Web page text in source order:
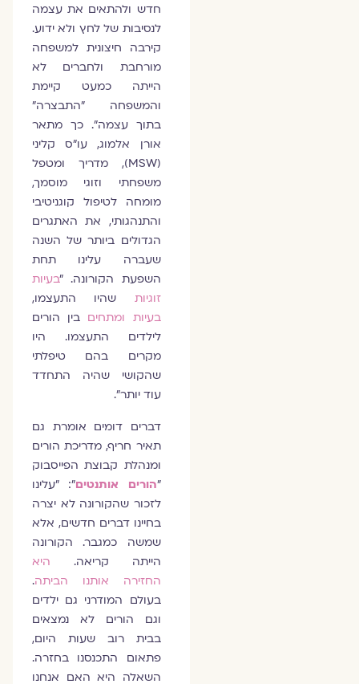
חדש ולהתאים את עצמה
לנסיבות של לחץ ולא ידוע.
קירבה חיצונית למשפחה
מורחבת ולחברים לא
הייתה כמעט קיימת
והמשפחה "התבצרה"
בתוך עצמה". כך מתאר
אורן אלמוג, עו"ס קליני
(MSW), מדריך ומטפל
משפחתי וזוגי מוסמך,
מומחה לטיפול קוגניטיבי
והתנהגותי, את האתגרים
הגדולים ביותר של השנה
שעברה עלינו תחת
השפעת הקורונה. " בעיות
זוגיותשהיו התעצמו,
בעיות ומתחיםבין הורים
לילדים התעצמו. היו
מקרים בהם טיפלתי
שהקושי שהיה התחדד
עוד יותר".
דברים דומים אומרת גם
תאיר חריף, מדריכת הורים
ומנהלת קבוצת הפייסבוק
הורים אותנטים": "עלינו
לזכור שהקורונה לא יצרה
בחיינו דברים חדשים, אלא
שמשה כמגבר. הקורונה
הייתה קריאה.היא
החזירה אותנו הביתה.
בעולם המודרני גם ילדים
וגם הורים לא נמצאים
בבית רוב שעות היום,
פתאום התכנסנו בחזרה.
השאלה היא האם אנחנו